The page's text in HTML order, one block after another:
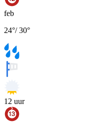
feb
24°/30°
12 uur